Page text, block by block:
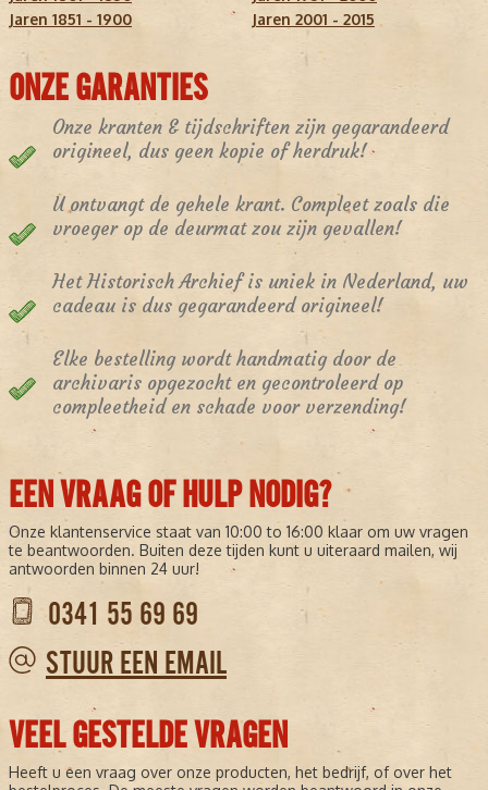
Jaren 1851 - 1900
Jaren 2001 - 2015
ONZE GARANTIES
Onze kranten & tijdschriften zijn gegarandeerd
origineel, dus geen kopie of herdruk!
U ontvangt de gehele krant. Compleet zoals die
vroeger op de deurmat zou zijn gevallen!
Het Historisch Archief is uniek in Nederland, uw
cadeau is dus gegarandeerd origineel!
Elke bestelling wordt handmatig door de
archivaris opgezocht en gecontroleerd op
compleetheid en schade voor verzending!
EEN VRAAG OF HULP NODIG?
Onze klantenservice staat van 10:00 to 16:00 klaar om uw vragen
te beantwoorden. Buiten deze tijden kunt u uiteraard mailen, wij
antwoorden binnen 24 uur!
0341 55 69 69
STUUR EEN EMAIL
VEEL GESTELDE VRAGEN
Heeft u een vraag over onze producten, het bedrijf, of over het